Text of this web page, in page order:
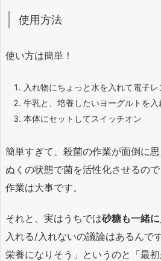
使用方法
使い方は簡単！
入れ物にちょっと水を入れて電子
牛乳と、培養したいヨーグルトを入
本体にセットしてスイッチオン
簡単すぎて、殺菌の作業が面倒に
ぬくの状態で菌を活性化させるの
作業は大事です。
それと、実はうちでは砂糖も一緒に
入れる/入れないの議論はあるんで
栄養になりそう」というのと「最